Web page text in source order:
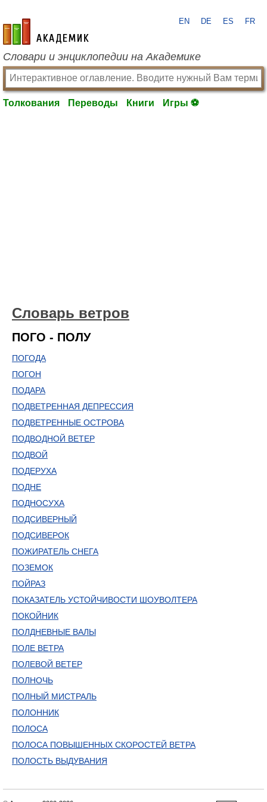
academic.ru
EN DE ES FR
Словари и энциклопедии на Академике
Толкования Переводы Книги Игры ⚽
Словарь ветров
ПОГО - ПОЛУ
ПОГОДА
ПОГОН
ПОДАРА
ПОДВЕТРЕННАЯ ДЕПРЕССИЯ
ПОДВЕТРЕННЫЕ ОСТРОВА
ПОДВОДНОЙ ВЕТЕР
ПОДВОЙ
ПОДЕРУХА
ПОДНЕ
ПОДНОСУХА
ПОДСИВЕРНЫЙ
ПОДСИВЕРОК
ПОЖИРАТЕЛЬ СНЕГА
ПОЗЕМОК
ПОЙРАЗ
ПОКАЗАТЕЛЬ УСТОЙЧИВОСТИ ШОУВОЛТЕРА
ПОКОЙНИК
ПОЛДНЕВНЫЕ ВАЛЫ
ПОЛЕ ВЕТРА
ПОЛЕВОЙ ВЕТЕР
ПОЛНОЧЬ
ПОЛНЫЙ МИСТРАЛЬ
ПОЛОННИК
ПОЛОСА
ПОЛОСА ПОВЫШЕННЫХ СКОРОСТЕЙ ВЕТРА
ПОЛОСТЬ ВЫДУВАНИЯ